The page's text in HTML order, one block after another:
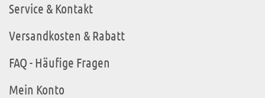
Service & Kontakt
Versandkosten & Rabatt
FAQ - Häufige Fragen
Mein Konto